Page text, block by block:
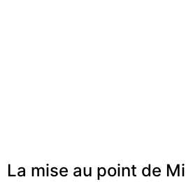
La mise au point de